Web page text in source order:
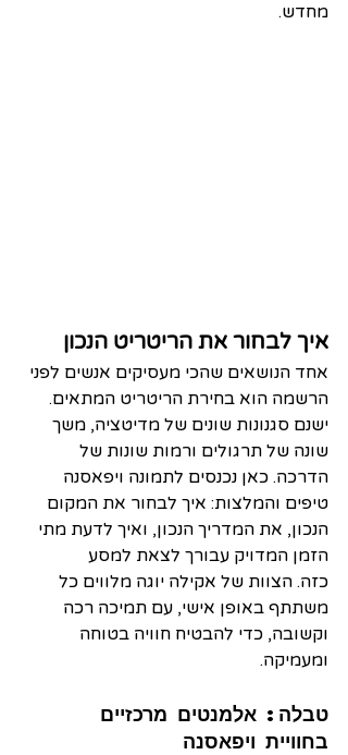
מחדש.
איך לבחור את הריטריט הנכון
אחד הנושאים שהכי מעסיקים אנשים לפני
הרשמה הוא בחירת הריטריט המתאים.
ישנם סגנונות שונים של מדיטציה, משך
שונה של תרגולים ורמות שונות של
הדרכה. כאן נכנסים לתמונה ויפאסנה
טיפים והמלצות: איך לבחור את המקום
הנכון, את המדריך הנכון, ואיך לדעת מתי
הזמן המדויק עבורך לצאת למסע
כזה. הצוות של אקילה יוגה מלווים כל
משתתף באופן אישי, עם תמיכה רכה
וקשובה, כדי להבטיח חוויה בטוחה
ומעמיקה.
טבלה: אלמנטים מרכזיים
בחוויית ויפאסנה